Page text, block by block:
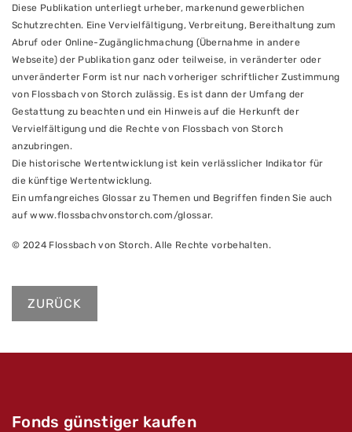
Diese Publikation unterliegt urheber, markenund gewerblichen
Schutzrechten. Eine Vervielfältigung, Verbreitung, Bereithaltung zum
Abruf oder Online-Zugänglichmachung (Übernahme in andere
Webseite) der Publikation ganz oder teilweise, in veränderter oder
unveränderter Form ist nur nach vorheriger schriftlicher Zustimmung
von Flossbach von Storch zulässig. Es ist dann der Umfang der
Gestattung zu beachten und ein Hinweis auf die Herkunft der
Vervielfältigung und die Rechte von Flossbach von Storch
anzubringen.
Die historische Wertentwicklung ist kein verlässlicher Indikator für
die künftige Wertentwicklung.
Ein umfangreiches Glossar zu Themen und Begriffen finden Sie auch
auf www.flossbachvonstorch.com/glossar.
© 2024 Flossbach von Storch. Alle Rechte vorbehalten.
ZURÜCK
Fonds günstiger kaufen